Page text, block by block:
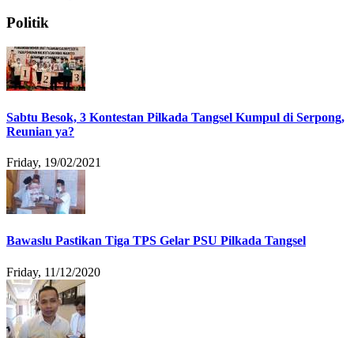
Politik
Sabtu Besok, 3 Kontestan Pilkada Tangsel Kumpul di Serpong,
Reunian ya?
Friday, 19/02/2021
Bawaslu Pastikan Tiga TPS Gelar PSU Pilkada Tangsel
Friday, 11/12/2020